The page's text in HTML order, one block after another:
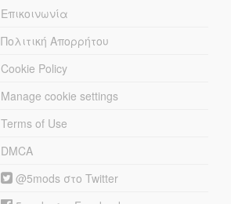
Επικοινωνία
Πολιτική Απορρήτου
Cookie Policy
Manage cookie settings
Terms of Use
DMCA
@5mods στο Twitter